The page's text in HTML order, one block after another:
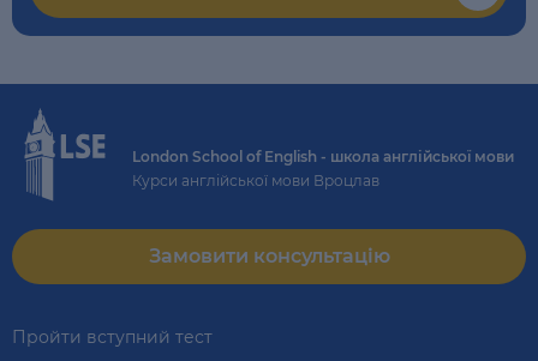
London School of English - школа англійської мови
Курси англійської мови Вроцлав
Замовити консультацію
Пройти вступний тест